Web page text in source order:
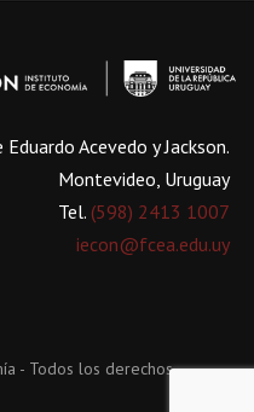
Acevedo y Jackson.
Montevideo, Uruguay
Tel. (598) 2413 1007
iecon@fcea.edu.uy
- Todos los derechos